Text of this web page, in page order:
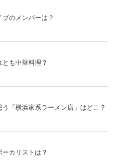
のメンバーは？
も中華料理？
「横浜家系ラーメン店」はどこ？
カリストは？